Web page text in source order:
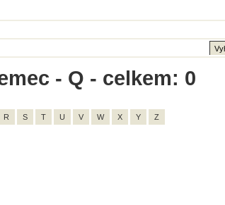
- Q - celkem: 0
R S T U V W X Y Z